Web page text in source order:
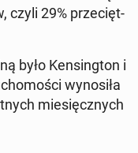
czyli 29% prze­cięt­
było Ken­sing­ton i
wy­no­si­ła
mie­sięcz­nych